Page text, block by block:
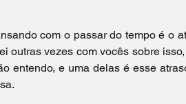
com o passar do tempo é o
outras vezes com vocês sobre
entendo, e uma delas é esse